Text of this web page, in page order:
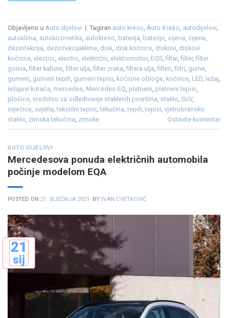
Objavljeno u Auto dijelovi | Tagiran auto kreso, Auto Krešo, autodijelovi,
autoklima, autokozmetika, autokreso, baterija, baterije, cijena, cijene,
dezinfekcija, dezinfekcijaklime, disk, disk kočnice, diskovi, diskovi
kočnice, electric, electro, električni, elektromotor, EQS,filtar,filter,filter
goriva,filter kabine,filter ulja,filter zraka,filtera ulja,filteri,filtri, gume,
gumeni, gumeni tepih, gumeni tepisi, kočione obloge, kočnice, LED, ležaj,
ležajevi kotača, mercedes, Mercedes-EQ, platneni, platneni tepisi,
pločice, sredstvo za odleđivanje staklenih površina, staklo, SUV,
svjećice, svjetla,tekstilni tepisi,tekućina,tepih,tepisi, vjetrobransko
staklo, zimska tekućina, zimske Ostavite komentar
AUTO DIJELOVI
Mercedesova ponuda električnih automobila
počinje modelom EQA
POSTED ON 21. SIJEČNJA 2021. BY IVAN CVETKOVIĆ
21
sij